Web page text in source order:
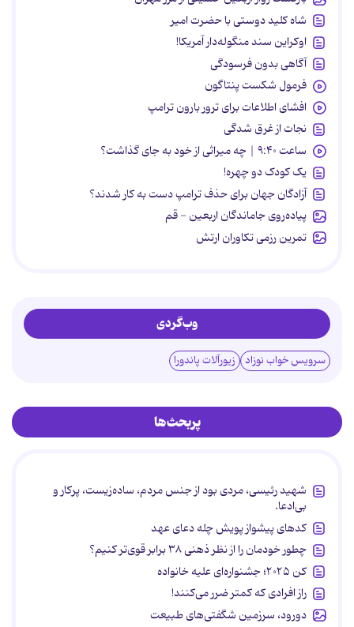
شاه کلید دوستی با حضرت امیر
اوکراین سند منگوله‌دار آمریکا!
آگاهی بدون فرسودگی
فرمول شکست پنتاگون
افشای اطلاعات برای ترور بارون ترامپ
نجات از غرق شدگی
ساعت ۹:۴۰ | چه میراثی از خود به جای گذاشت؟
یک کودک دو چهره!
آزادگان جهان برای حذف ترامپ دست به کار شدند؟
پیاده‌روی جاماندگان اربعین - قم
تمرین رزمی تکاوران ارتش
وب‌گردی
سرویس خواب نوزاد زیورآلات پاندورا
پربحث‌ها
شهید رئیسی، مردی بود از جنس مردم، ساده‌زیست، پرکار و
بی‌ادعا.
کدهای پیشواز پویش چله دعای عهد
چطور خودمان را از نظر ذهنی ۳۸ برابر قوی‌تر کنیم؟
کن ۲۰۲۵؛ جشنواره‌ای علیه خانواده
راز افرادی که کمتر ضرر می‌کنند!
دورود، سرزمین شگفتی‌های طبیعت